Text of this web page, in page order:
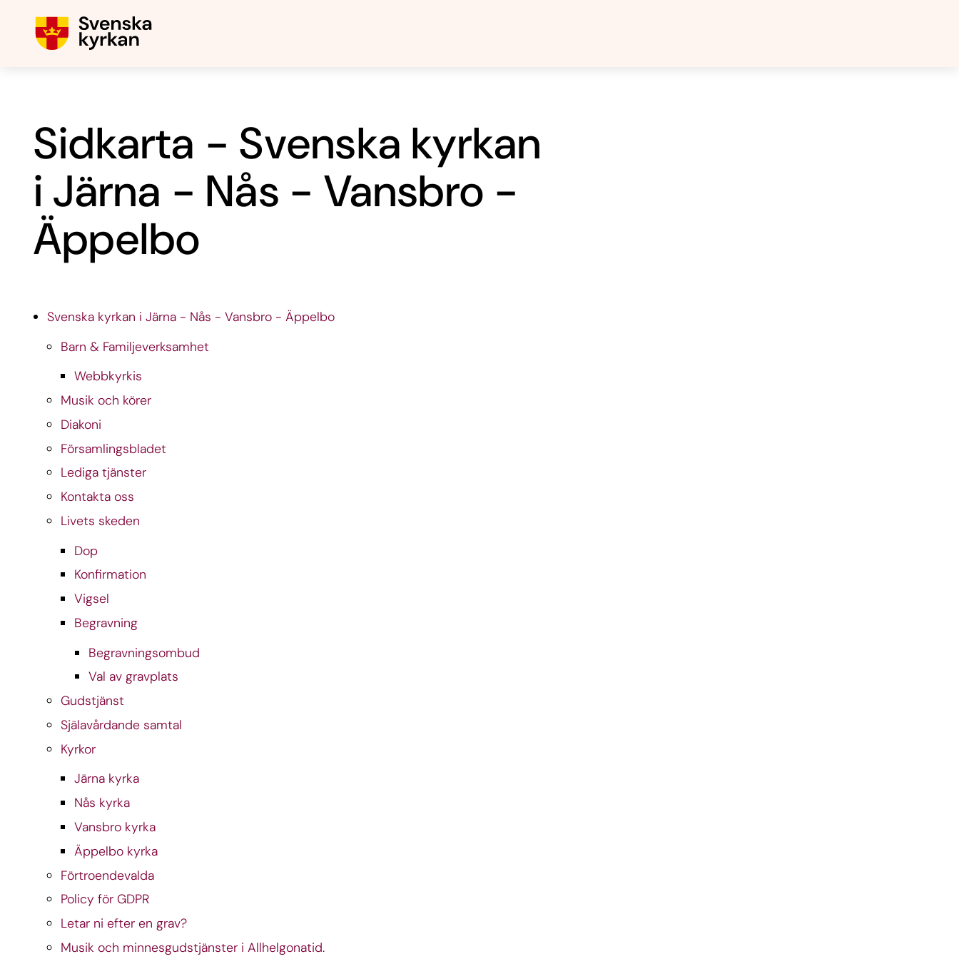
Sidkarta - Svenska kyrkan
i Järna - Nås - Vansbro -
Äppelbo
Svenska kyrkan i Järna - Nås - Vansbro - Äppelbo
Barn & Familjeverksamhet
Webbkyrkis
Musik och körer
Diakoni
Församlingsbladet
Lediga tjänster
Kontakta oss
Livets skeden
Dop
Konfirmation
Vigsel
Begravning
Begravningsombud
Val av gravplats
Gudstjänst
Själavårdande samtal
Kyrkor
Järna kyrka
Nås kyrka
Vansbro kyrka
Äppelbo kyrka
Förtroendevalda
Policy för GDPR
Letar ni efter en grav?
Musik och minnesgudstjänster i Allhelgonatid.